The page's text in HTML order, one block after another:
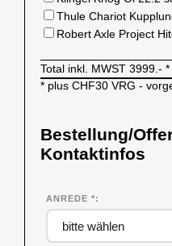
Thule Chariot
Robert Axle Project
Total inkl. MWST3999.- *
* plus CHF30 VRG -
Bestellung/
Kontaktinfos
ANREDE *